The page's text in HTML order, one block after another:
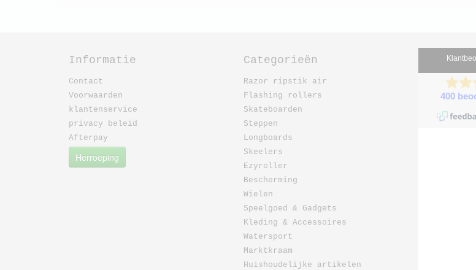
Informatie
Contact
Voorwaarden
klantenservice
privacy beleid
Afterpay
Herroeping
Categorieën
Razor ripstik air
Flashing rollers
Skateboarden
Steppen
Longboards
Skeelers
Ezyroller
Bescherming
Wielen
Speelgoed & Gadgets
Kleding & Accessoires
Watersport
Marktkraam
Huishoudelijke artikelen